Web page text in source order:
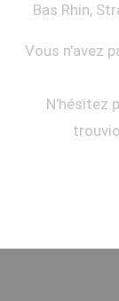
Bas Rhin,
Vous n'avez
N'hésitez